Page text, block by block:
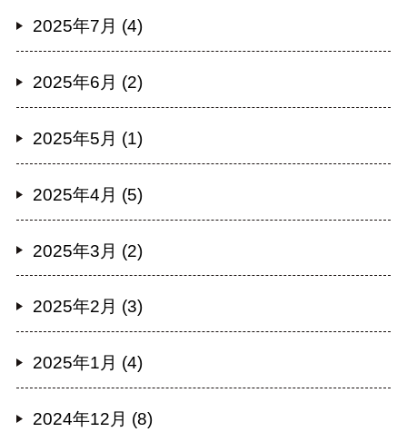
2025年7月 (4)
2025年6月 (2)
2025年5月 (1)
2025年4月 (5)
2025年3月 (2)
2025年2月 (3)
2025年1月 (4)
2024年12月 (8)